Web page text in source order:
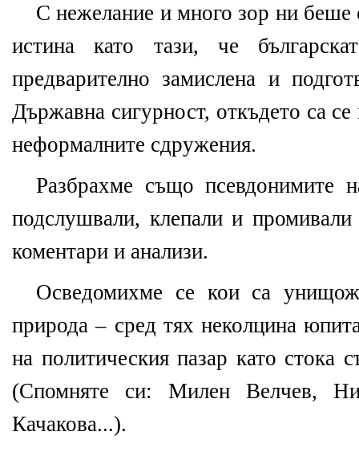
С нежелание и много зор ни беше
истина като тази, че
предварително замислена и
Държавна сигурност, откъдето са
неформалните сдружения.
Разбрахме също псевдонимите
подслушвали, клепали и
коментари и анализи.
Осведомихме се кои са
природа – сред тях неколцина
на политическия пазар като стока
(Спомняте си: Милен Велчев,
Качакова...).